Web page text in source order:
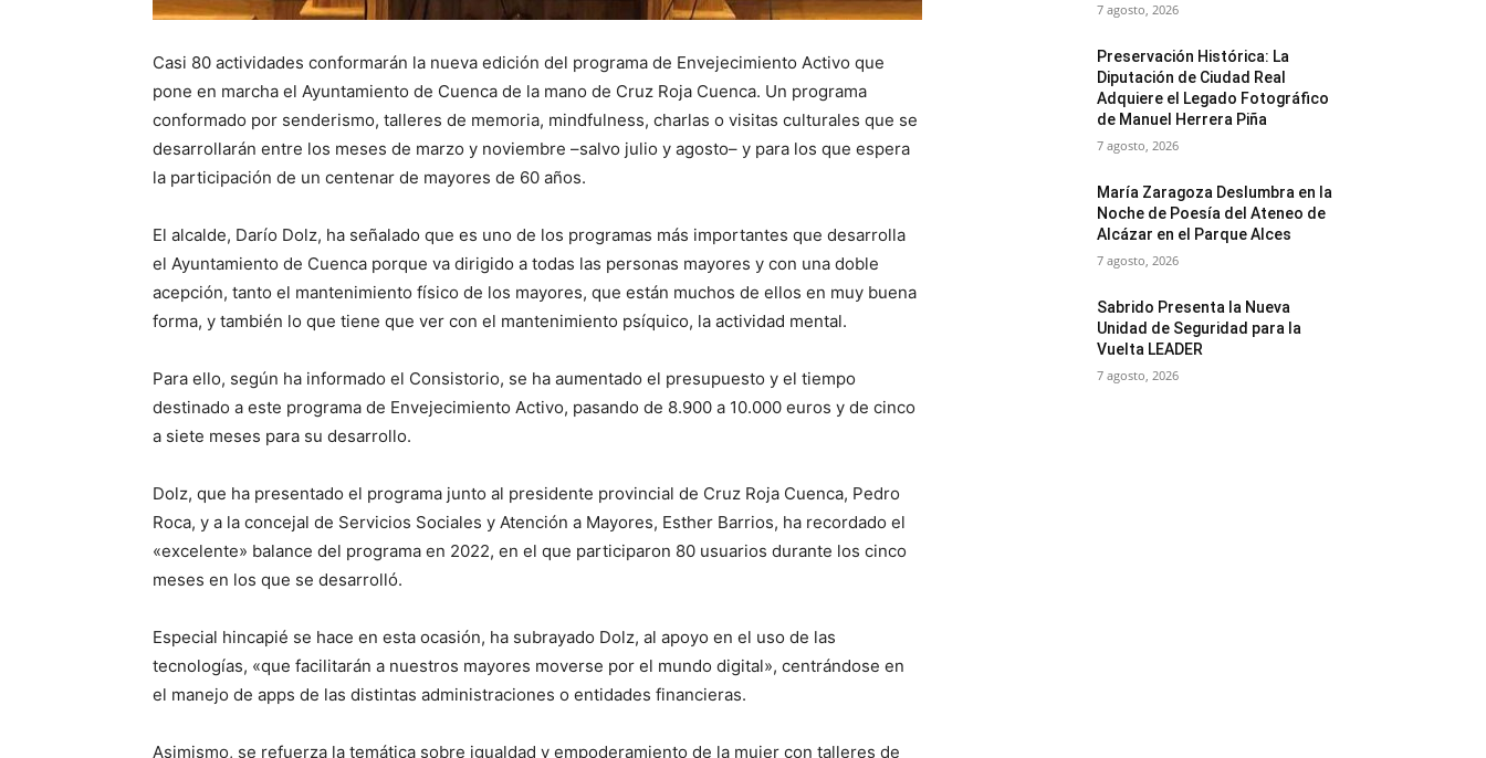
Casi 80 actividades conformarán la nueva edición del programa de Envejecimiento Activo que
pone en marcha el Ayuntamiento de Cuenca de la mano de Cruz Roja Cuenca. Un programa
conformado por senderismo, talleres de memoria, mindfulness, charlas o visitas culturales que se
desarrollarán entre los meses de marzo y noviembre –salvo julio y agosto– y para los que espera
la participación de un centenar de mayores de 60 años.
El alcalde, Darío Dolz, ha señalado que es uno de los programas más importantes que desarrolla
el Ayuntamiento de Cuenca porque va dirigido a todas las personas mayores y con una doble
acepción, tanto el mantenimiento físico de los mayores, que están muchos de ellos en muy buena
forma, y también lo que tiene que ver con el mantenimiento psíquico, la actividad mental.
Para ello, según ha informado el Consistorio, se ha aumentado el presupuesto y el tiempo
destinado a este programa de Envejecimiento Activo, pasando de 8.900 a 10.000 euros y de cinco
a siete meses para su desarrollo.
Dolz, que ha presentado el programa junto al presidente provincial de Cruz Roja Cuenca, Pedro
Roca, y a la concejal de Servicios Sociales y Atención a Mayores, Esther Barrios, ha recordado el
«excelente» balance del programa en 2022, en el que participaron 80 usuarios durante los cinco
meses en los que se desarrolló.
Especial hincapié se hace en esta ocasión, ha subrayado Dolz, al apoyo en el uso de las
tecnologías, «que facilitarán a nuestros mayores moverse por el mundo digital», centrándose en
el manejo de apps de las distintas administraciones o entidades financieras.
Asimismo, se refuerza la temática sobre igualdad y empoderamiento de la mujer con talleres de
7 agosto, 2026
Preservación Histórica: La
Diputación de Ciudad Real
Adquiere el Legado Fotográfico
de Manuel Herrera Piña
7 agosto, 2026
María Zaragoza Deslumbra en la
Noche de Poesía del Ateneo de
Alcázar en el Parque Alces
7 agosto, 2026
Sabrido Presenta la Nueva
Unidad de Seguridad para la
Vuelta LEADER
7 agosto, 2026